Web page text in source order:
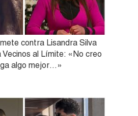
contra Lisandra Silva
Vecinos al Límite: «No creo
algo mejor…»